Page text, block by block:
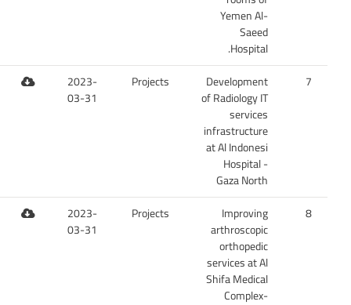
Yemen Al-
Saeed
Hospital.
7
Development
of Radiology IT
services
infrastructure
at Al Indonesi
Hospital -
Gaza North
Projects
2023-
03-31
8
Improving
arthroscopic
orthopedic
services at Al
Shifa Medical
Complex-
Projects
2023-
03-31